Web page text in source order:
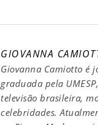
GIOVANNA
Giovanna Camiotto é
graduada pela
televisão brasileira,
celebridades.